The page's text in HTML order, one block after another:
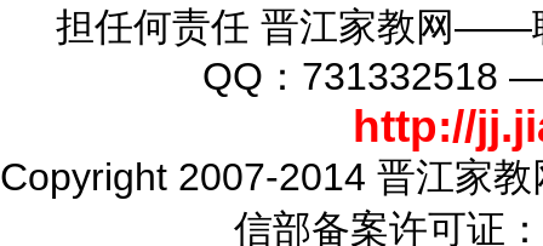
担任何责任 晋江家教网
QQ：731332518
http://
Copyright 2007-2014 晋江家
信部备案许可证：